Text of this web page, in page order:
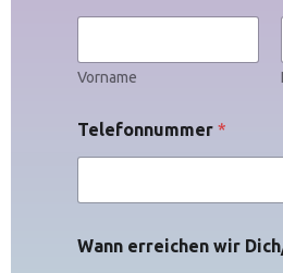
Vorname
Telefonnummer *
Wann erreichen wir